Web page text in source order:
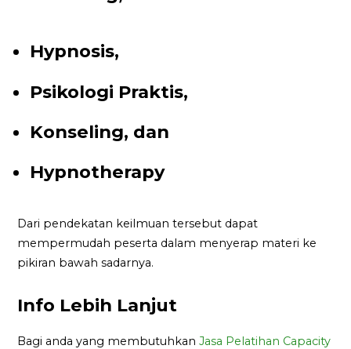
Hypnosis,
Psikologi Praktis,
Konseling, dan
Hypnotherapy
Dari pendekatan keilmuan tersebut dapat
mempermudah peserta dalam menyerap materi ke
pikiran bawah sadarnya.
Info Lebih Lanjut
Bagi anda yang membutuhkanJasa Pelatihan Capacity